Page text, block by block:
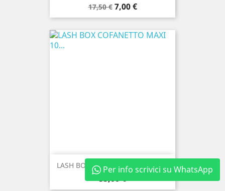
Per info scrivici su WhatsApp
Prezzo
base
17,50 € Prezzo
7,00 €
LASH BOX COFANETTO MAXI 10...
55,00 €